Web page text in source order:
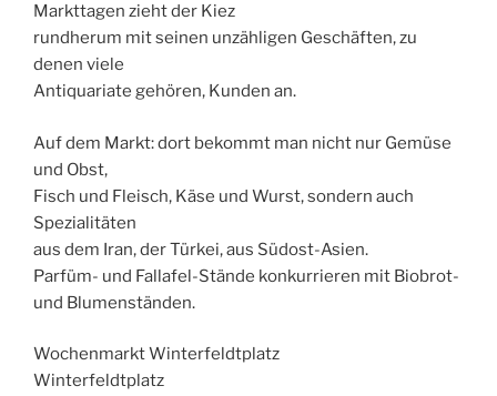
Markttagen zieht der Kiez
rundherum mit seinen unzähligen Geschäften, zu
denen viele
Antiquariate gehören, Kunden an.
Auf dem Markt: dort bekommt man nicht nur Gemüse
und Obst,
Fisch und Fleisch, Käse und Wurst, sondern auch
Spezialitäten
aus dem Iran, der Türkei, aus Südost-Asien.
Parfüm- und Fallafel-Stände konkurrieren mit Biobrot-
und Blumenständen.
Wochenmarkt Winter­feldt­platz
Winter­feldt­platz